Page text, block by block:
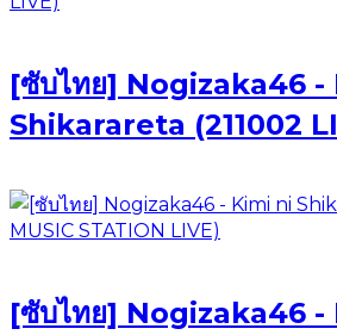
[ซับไทย] Nogizaka46 -
Shikarareta (211002
[ซับไทย] Nogizaka46 -